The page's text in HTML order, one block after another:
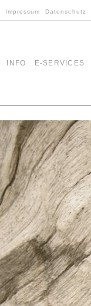
Impressum Datenschutz
INFO E-SERVICES